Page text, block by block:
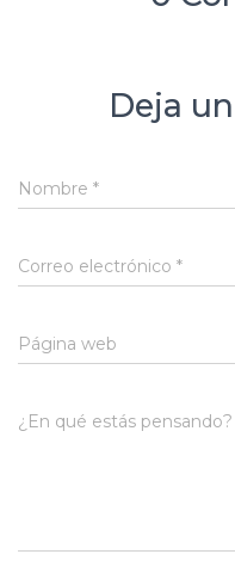
Deja
Nombre *
Correo electrónico *
Página web
¿En qué estás pensando?